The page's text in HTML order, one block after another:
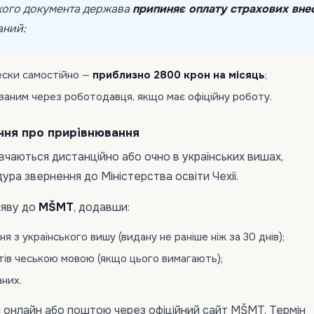
документа державаприпиняє оплату страхових
самостійно — приблизно 2800 крон на місяць;
через роботодавця, якщо має офіційну роботу.
про прирівнювання
дистанційно або очно в українських вишах,
звернення до Міністерства освіти Чехії.
до MŠMT, додавши:
з українського вишу (видану не раніше ніж за 30 днів);
чеською мовою (якщо цього вимагають);
або поштою через офіційний сайт MŠMT. Термін